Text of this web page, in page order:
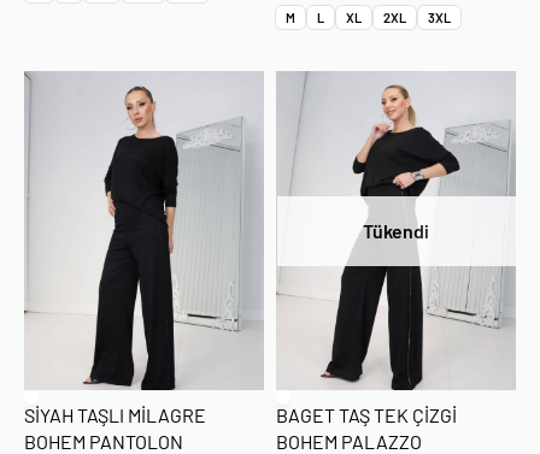
M L XL 2XL 3XL
SIYAH TAŞLI MILAGRE
BOHEM PANTOLON
Tükendi
BAGET TAŞ TEK ÇIZGI
BOHEM PALAZZO